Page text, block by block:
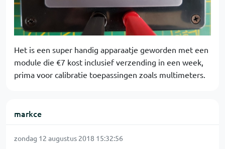
Het is een super handig apparaatje geworden met een
module die €7 kost inclusief verzending in een week,
prima voor calibratie toepassingen zoals multimeters.
markce
zondag 12 augustus 2018 15:32:56